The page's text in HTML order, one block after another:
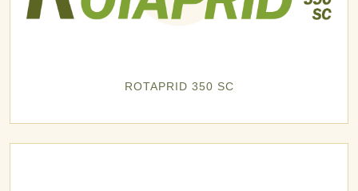
ROTAPRID 350 SC